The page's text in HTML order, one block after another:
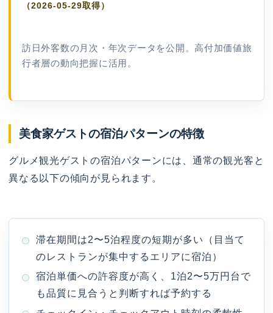
（2026-05-29取得）
訪日外客数の月次・年次データを公開。高付加価値旅
行者層の動向把握に活用。
美食家ゲストの宿泊パターンの特徴
グルメ観光ゲストの宿泊パターンには、通常の観光客と
異なる以下の傾向が見られます。
滞在期間は2〜5泊程度の短期が多い（目当て
のレストランが集中するエリアに宿泊）
宿泊単価への許容度が高く、1泊2〜5万円台で
も品質に見合うと判断すれば予約する